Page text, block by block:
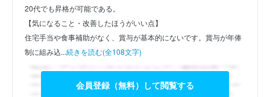
20代でも昇格が可能である。
【気になること・改善したほうがいい点】
住宅手当や食事補助がなく、賞与が基本的にないです。賞与が年俸
制に組み込...続きを読む(全108文字)
会員登録（無料）して閲覧する